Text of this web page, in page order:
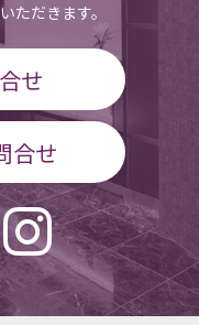
ただきます。
せ
合せ